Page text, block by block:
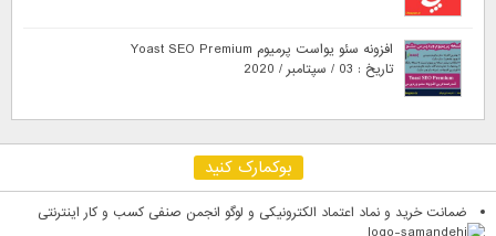
افزونه سئو یواست پرمیوم Yoast SEO Premium
تاریخ : 03 / سپتامبر / 2020
بوکمارک کنید
ضمانت خرید و نماد اعتماد الکترونیکی و لوگو انجمن صنفی کسب و کار اینترنتی